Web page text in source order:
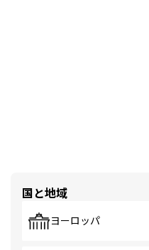
国と地域
ヨーロッパ